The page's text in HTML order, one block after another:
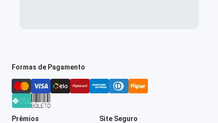
Formas de Pagamento
Prêmios Site Seguro